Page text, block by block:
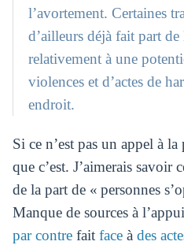
l’avortement. Certaines
d’ailleurs déjà fait part
relativement à une
violences et d’actes de
endroit.
Si ce n’est pas un appel à
que c’est. J’aimerais savoir
de la part de « personnes
Manque de sources à
par contrefaitfaceà des